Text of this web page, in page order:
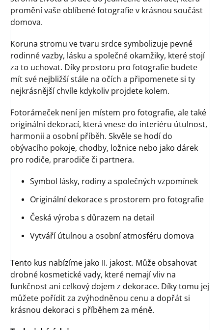
promění vaše oblíbené fotografie v krásnou součást
domova.
Koruna stromu ve tvaru srdce symbolizuje pevné
rodinné vazby, lásku a společné okamžiky, které stojí
za to uchovat. Díky prostoru pro fotografie budete
mít své nejbližší stále na očích a připomenete si ty
nejkrásnější chvíle kdykoliv projdete kolem.
Fotorámeček není jen místem pro fotografie, ale také
originální dekorací, která vnese do interiéru útulnost,
harmonii a osobní příběh. Skvěle se hodí do
obývacího pokoje, chodby, ložnice nebo jako dárek
pro rodiče, prarodiče či partnera.
Symbol lásky, rodiny a společných vzpomínek
Originální dekorace s prostorem pro fotografie
Česká výroba s důrazem na detail
Vytváří útulnou a osobní atmosféru domova
Tento kus nabízíme jako II. jakost. Může obsahovat
drobné kosmetické vady, které nemají vliv na
funkčnost ani celkový dojem z dekorace. Díky tomu jej
můžete pořídit za zvýhodněnou cenu a dopřát si
krásnou dekoraci s příběhem za méně.